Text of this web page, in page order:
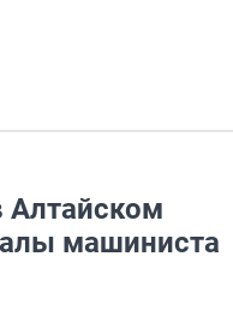
Алтайском
машиниста